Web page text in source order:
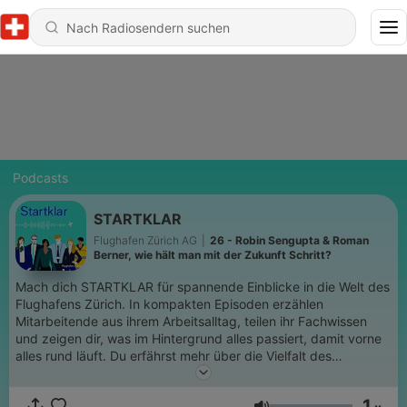
Podcasts
STARTKLAR
Flughafen Zürich AG
26 - Robin Sengupta & Roman
Berner, wie hält man mit der Zukunft Schritt?
Mach dich STARTKLAR für spannende Einblicke in die Welt des
Flughafens Zürich. In kompakten Episoden erzählen
Mitarbeitende aus ihrem Arbeitsalltag, teilen ihr Fachwissen
und zeigen dir, was im Hintergrund alles passiert, damit vorne
alles rund läuft. Du erfährst mehr über die Vielfalt des
Flughafenbetriebs, die du vielleicht noch nicht auf dem Radar